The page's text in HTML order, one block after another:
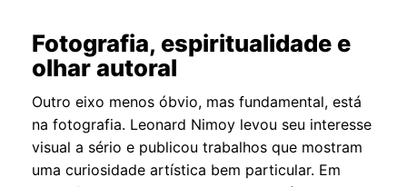
Fotografia, espiritualidade e
olhar autoral
Outro eixo menos óbvio, mas fundamental, está
na fotografia. Leonard Nimoy levou seu interesse
visual a sério e publicou trabalhos que mostram
uma curiosidade artística bem particular. Em